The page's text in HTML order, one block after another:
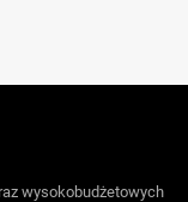
wysokobudżetowych